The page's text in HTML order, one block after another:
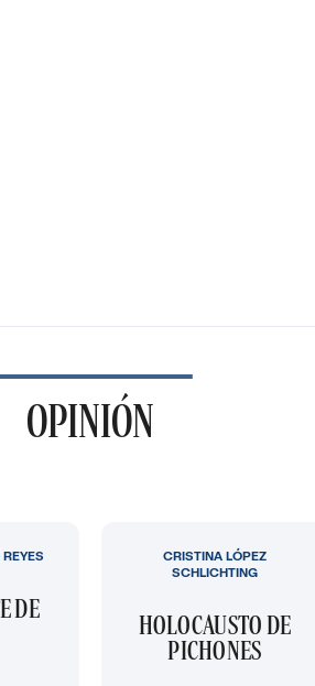
OPINIÓN
DE HOLOCAUSTO DE
PICHONES
CRISTINA LÓPEZ
SCHLICHTING